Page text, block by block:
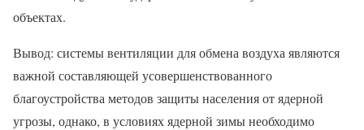
объектах.
Вывод: системы вентиляции для обмена воздуха являются
важной составляющей усовершенствованного
благоустройства методов защиты населения от ядерной
угрозы, однако, в условиях ядерной зимы необходимо